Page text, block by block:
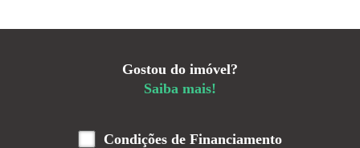
Gostou do imóvel?
Saiba mais!
Condições de Financiamento